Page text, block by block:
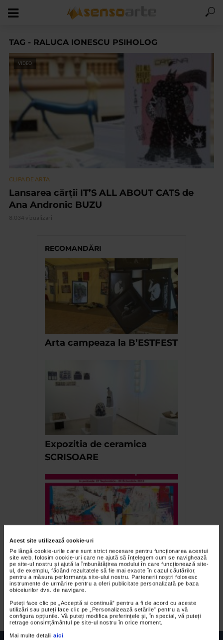
Acest site utilizează cookie-uri
Pe lângă cookie-urile care sunt strict necesare pentru funcționarea acestui
site web, folosim cookie-uri care ne ajută să înțelegem cum se navighează
pe site-ul nostru și ajută la îmbunătățirea modului în care funcționează site-
ul, de exemplu, făcând rezultatele să fie mai exacte în cazul căutărilor,
pentru a măsura performanța site-ului nostru. Partenerii noștri folosesc
instrumente de urmărire pentru a oferi publicitate personalizată pe baza
obiceiurilor dvs. de navigare.
Puteți face clic pe „Acceptă si continuă” pentru a fi de acord cu aceste
utilizări sau puteți face clic pe „Personalizează setările” pentru a vă
configura opțiunile. Vă puteți modifica preferințele și, în special, vă puteți
retrage consimțământul pe site-ul nostru în orice moment.
Mai multe detalii aici
TAG - RALUCA IONESCU PSIHOLOG
VIDEO
CLIPA DE ARTA
Lansarea cărții IT’S ALL ABOUT CATS de
Ana Andronic BUZU
8.034 vizualizari
RECOMANDĂRI
Arta campeaza la B’ESTFEST
Expozitia de ceramica
SCRISOARE
Invitatie in Atelierul
International de Creatie
Feminina PODURI